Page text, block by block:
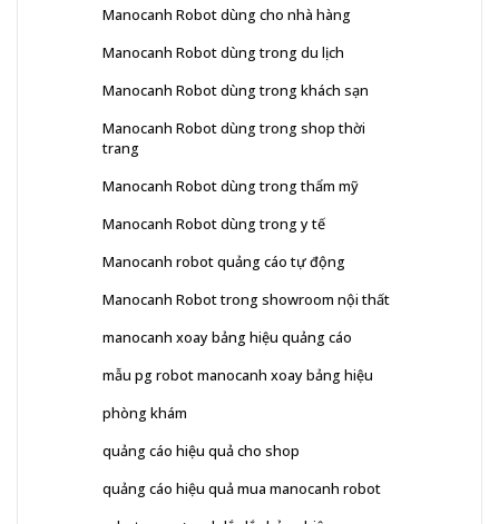
Manocanh Robot dùng cho nhà hàng
Manocanh Robot dùng trong du lịch
Manocanh Robot dùng trong khách sạn
Manocanh Robot dùng trong shop thời
trang
Manocanh Robot dùng trong thẩm mỹ
Manocanh Robot dùng trong y tế
Manocanh robot quảng cáo tự động
Manocanh Robot trong showroom nội thất
manocanh xoay bảng hiệu quảng cáo
mẫu pg robot manocanh xoay bảng hiệu
phòng khám
quảng cáo hiệu quả cho shop
quảng cáo hiệu quả mua manocanh robot